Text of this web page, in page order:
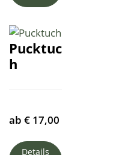
Pucktuc
h
ab € 17,00
Details